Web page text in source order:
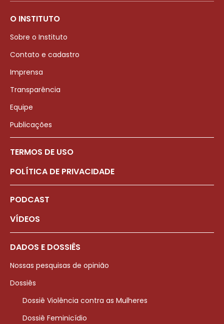
O INSTITUTO
Sobre o Instituto
Contato e cadastro
Imprensa
Transparência
Equipe
Publicações
TERMOS DE USO
POLÍTICA DE PRIVACIDADE
PODCAST
VÍDEOS
DADOS E DOSSIÊS
Nossas pesquisas de opinião
Dossiês
Dossiê Violência contra as Mulheres
Dossiê Feminicídio